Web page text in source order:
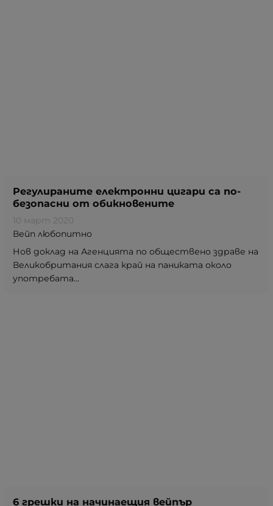
Регулираните електронни цигари са по-
безопасни от обикновените
10 март 2020
Вейп любопитно
Нов доклад на Агенцията по обществено здраве на
Великобритания слага край на паниката около
употребата...
6 грешки на начинаещия вейпър